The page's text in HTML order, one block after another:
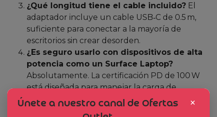
¿Qué longitud tiene el cable incluido? El
adaptador incluye un cable USB‑C de 0.5 m,
suficiente para conectar a la mayoría de
escritorios sin crear desorden.
¿Es seguro usarlo con dispositivos de alta
potencia como un Surface Laptop?
Absolutamente. La certificación PD de 100 W
está diseñada para manejar la carga de
portátiles de alto consumo sin sobrecalentarse.
×
Únete a nuestro canal de Ofertas